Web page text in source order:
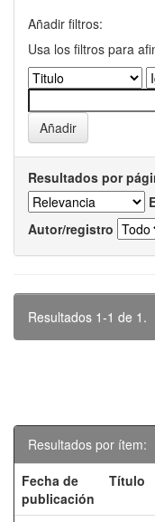
Añadir filtros:
Usa los filtros para
Resultados por
Autor/registro
Resultados 1-1 de 1.
Resultados por ítem:
Fecha de
publicación
Título